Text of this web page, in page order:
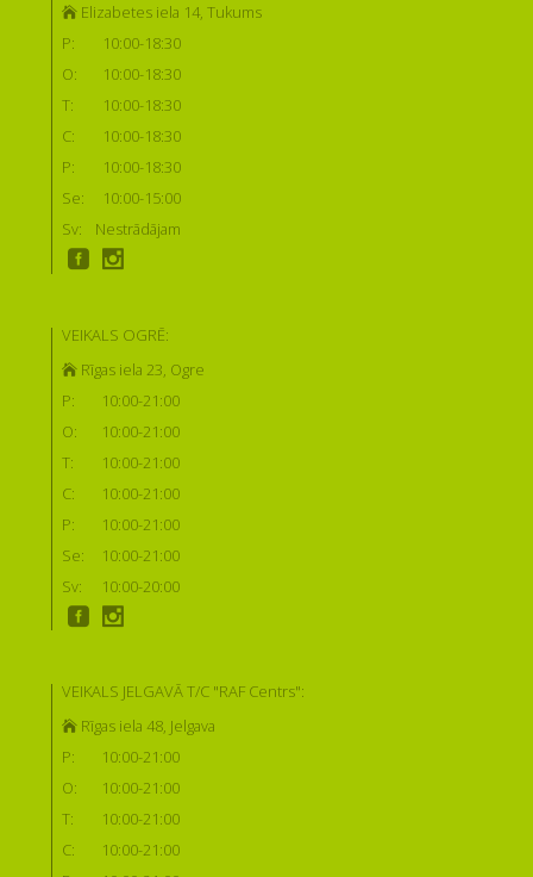
Elizabetes iela 14, Tukums
P:
10:00-18:30
O:
10:00-18:30
T:
10:00-18:30
C:
10:00-18:30
P:
10:00-18:30
Se:
10:00-15:00
Sv:
Nestrādājam
VEIKALS OGRĒ:
Rīgas iela 23, Ogre
P:
10:00-21:00
O:
10:00-21:00
T:
10:00-21:00
C:
10:00-21:00
P:
10:00-21:00
Se:
10:00-21:00
Sv:
10:00-20:00
VEIKALS JELGAVĀ T/C "RAF Centrs":
Rīgas iela 48, Jelgava
P:
10:00-21:00
O:
10:00-21:00
T:
10:00-21:00
C:
10:00-21:00